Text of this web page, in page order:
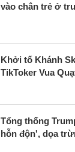
vào chân trẻ ở
Khởi tố Khánh
TikToker Vua
Tổng thống
hỗn độn', dọa